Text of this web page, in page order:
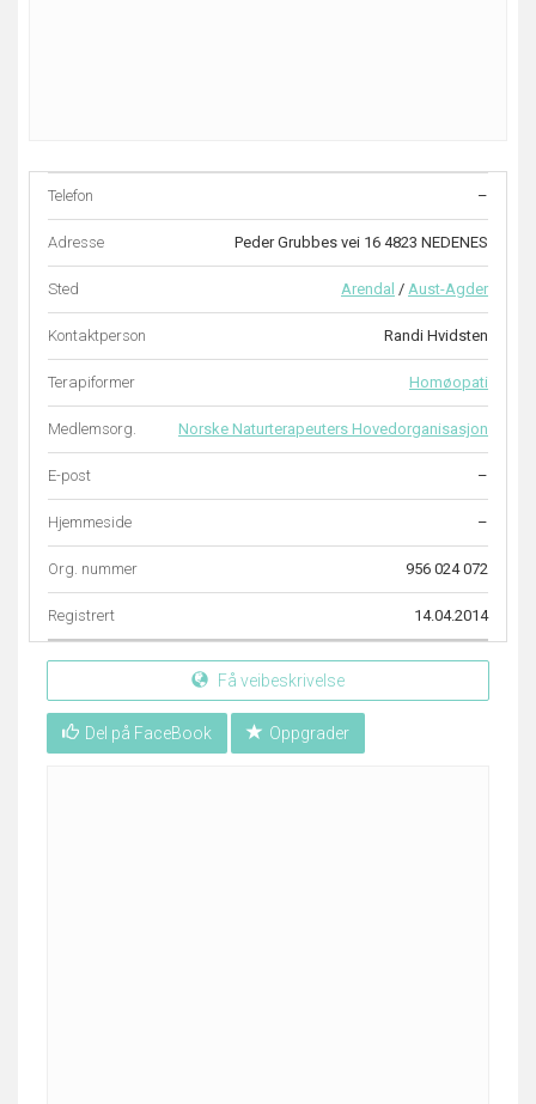
Telefon –
Adresse Peder Grubbes vei 16 4823 NEDENES
Sted Arendal / Aust-Agder
Kontaktperson Randi Hvidsten
Terapiformer Homøopati
Medlemsorg. Norske Naturterapeuters Hovedorganisasjon
E-post –
Hjemmeside –
Org. nummer 956 024 072
Registrert 14.04.2014
Få veibeskrivelse
Del på FaceBook Oppgrader